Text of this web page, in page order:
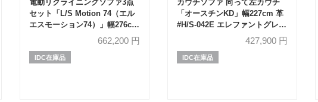
電動リクライニングソファ3点
セット「L/S Motion 74（エル
エスモーション74）」幅276cm
革#H/S-334E ペカンブラウン色
662,200円
IDC在庫品
カウチソファ 向って左カウチ
「オースチンKD」幅227cm 革
#H/S-042E エレファントグレー
427,900 円
IDC在庫品